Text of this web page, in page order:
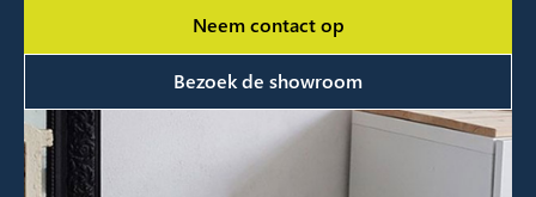
Neem contact op
Bezoek de showroom